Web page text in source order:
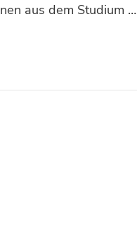
aus dem Studium …